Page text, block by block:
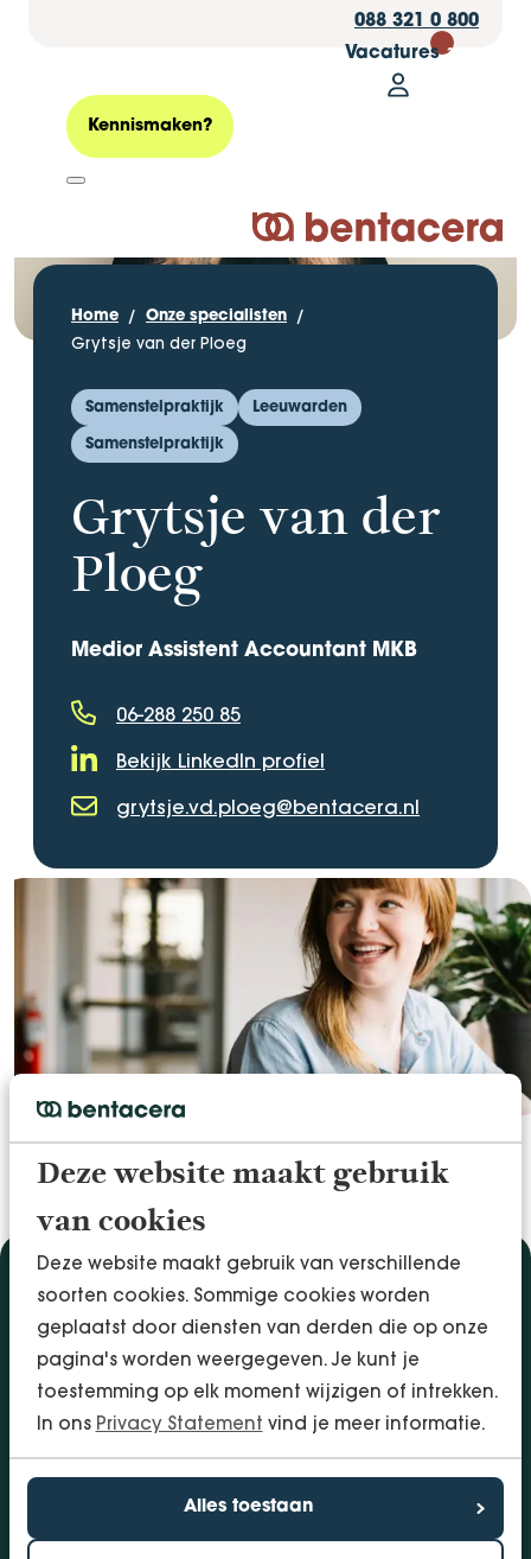
Deze website maakt gebruik
van cookies
Deze website maakt gebruik van verschillende
soorten cookies. Sommige cookies worden
geplaatst door diensten van derden die op onze
pagina's worden weergegeven. Je kunt je
toestemming op elk moment wijzigen of intrekken.
In ons Privacy Statement vind je meer informatie.
Alles toestaan
088 321 0 800
Vacatures 30
Mijn
Logo Bentacera
Kennismaken?
Home Onze specialisten
Grytsje van der Ploeg
Samenstelpraktijk Leeuwarden
Samenstelpraktijk
Grytsje van der
Ploeg
Medior Assistent Accountant MKB
Telefoonnummer
06-288 250 85
LinkedIn Profiel
Bekijk LinkedIn profiel
grytsje.vd.ploeg@bentacera.nl
Diensten
Accountancy & Administratie
Audit & Assurance
Arbo & Verzuim
Bedrijfsadvies
Belastingadvies
InSight - Inhouse Business Control